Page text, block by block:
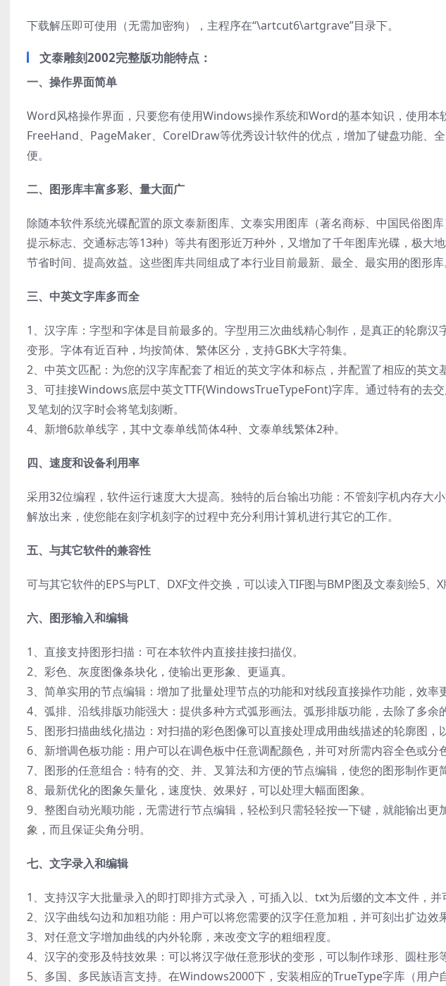
下载解压即可使用（无需加密狗），主程序在“\artcut6\artgrave”目录下。
文泰雕刻2002完整版功能特点：
一、操作界面简单
Word风格操作界面，只要您有使用Windows操作系统和Word的基本知识，使用本
FreeHand、PageMaker、CorelDraw等优秀设计软件的优点，增加了键盘功能、
便。
二、图形库丰富多彩、量大面广
除随本软件系统光碟配置的原文泰新图库、文泰实用图库（著名商标、中国民俗图
提示标志、交通标志等13种）等共有图形近万种外，又增加了千年图库光碟，极大
节省时间、提高效益。这些图库共同组成了本行业目前最新、最全、最实用的图形库
三、中英文字库多而全
1、汉字库：字型和字体是目前最多的。字型用三次曲线精心制作，是真正的轮廓
变形。字体有近百种，均按简体、繁体区分，支持GBK大字符集。
2、中英文匹配：为您的汉字库配套了相近的英文字体和标点，并配置了相应的英文
3、可挂接Windows底层中英文TTF(WindowsTrueTypeFont)字库。通过特有的去
叉笔划的汉字时会将笔划刻断。
4、新增6款单线字，其中文泰单线简体4种、文泰单线繁体2种。
四、速度和设备利用率
采用32位编程，软件运行速度大大提高。独特的后台输出功能：不管刻字机内存大
解放出来，使您能在刻字机刻字的过程中充分利用计算机进行其它的工作。
五、与其它软件的兼容性
可与其它软件的EPS与PLT、DXF文件交换，可以读入TIF图与BMP图及文泰刻绘5、X
六、图形输入和编辑
1、直接支持图形扫描：可在本软件内直接挂接扫描仪。
2、彩色、灰度图像条块化，使输出更形象、更逼真。
3、简单实用的节点编辑：增加了批量处理节点的功能和对线段直接操作功能，效率更
4、弧排、沿线排版功能强大：提供多种方式弧形画法。弧形排版功能，去除了多余
5、图形扫描曲线化描边：对扫描的彩色图像可以直接处理成用曲线描述的轮廓图，
6、新增调色板功能：用户可以在调色板中任意调配颜色，并可对所需内容全色或分
7、图形的任意组合：特有的交、并、叉算法和方便的节点编辑，使您的图形制作更
8、最新优化的图象矢量化，速度快、效果好，可以处理大幅面图象。
9、整图自动光顺功能，无需进行节点编辑，轻松到只需轻轻按一下键，就能输出
象，而且保证尖角分明。
七、文字录入和编辑
1、支持汉字大批量录入的即打即排方式录入，可插入以、txt为后缀的文本文件，
2、汉字曲线勾边和加粗功能：用户可以将您需要的汉字任意加粗，并可刻出扩边效
3、对任意文字增加曲线的内外轮廓，来改变文字的粗细程度。
4、汉字的变形及特技效果：可以将汉字做任意形状的变形，可以制作球形、圆柱形
5、多国、多民族语言支持。在Windows2000下，安装相应的TrueType字库（用户